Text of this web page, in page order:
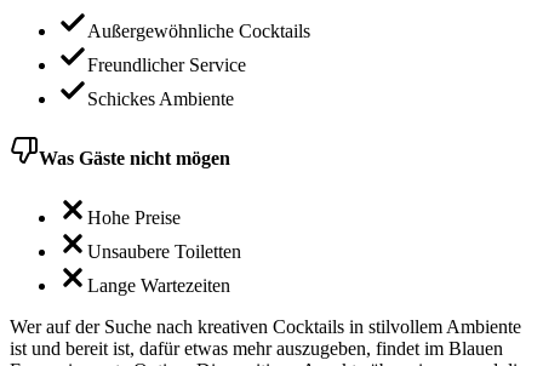
Außergewöhnliche Cocktails
Freundlicher Service
Schickes Ambiente
Was Gäste nicht mögen
Hohe Preise
Unsaubere Toiletten
Lange Wartezeiten
Wer auf der Suche nach kreativen Cocktails in stilvollem Ambiente
ist und bereit ist, dafür etwas mehr auszugeben, findet im Blauen